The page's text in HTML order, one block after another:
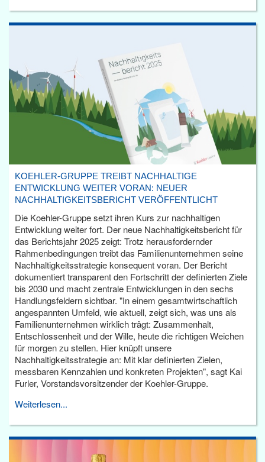
KOEHLER-GRUPPE TREIBT NACHHALTIGE
ENTWICKLUNG WEITER VORAN: NEUER
NACHHALTIGKEITSBERICHT VERÖFFENTLICHT
Die Koehler-Gruppe setzt ihren Kurs zur nachhaltigen
Entwicklung weiter fort. Der neue Nachhaltigkeitsbericht für
das Berichtsjahr 2025 zeigt: Trotz herausfordernder
Rahmenbedingungen treibt das Familienunternehmen seine
Nachhaltigkeitsstrategie konsequent voran. Der Bericht
dokumentiert transparent den Fortschritt der definierten Ziele
bis 2030 und macht zentrale Entwicklungen in den sechs
Handlungsfeldern sichtbar. "In einem gesamtwirtschaftlich
angespannten Umfeld, wie aktuell, zeigt sich, was uns als
Familienunternehmen wirklich trägt: Zusammenhalt,
Entschlossenheit und der Wille, heute die richtigen Weichen
für morgen zu stellen. Hier knüpft unsere
Nachhaltigkeitsstrategie an: Mit klar definierten Zielen,
messbaren Kennzahlen und konkreten Projekten", sagt Kai
Furler, Vorstandsvorsitzender der Koehler-Gruppe.
Weiterlesen...